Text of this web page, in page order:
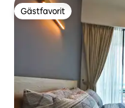
Gästfavorit
Gästfavorit